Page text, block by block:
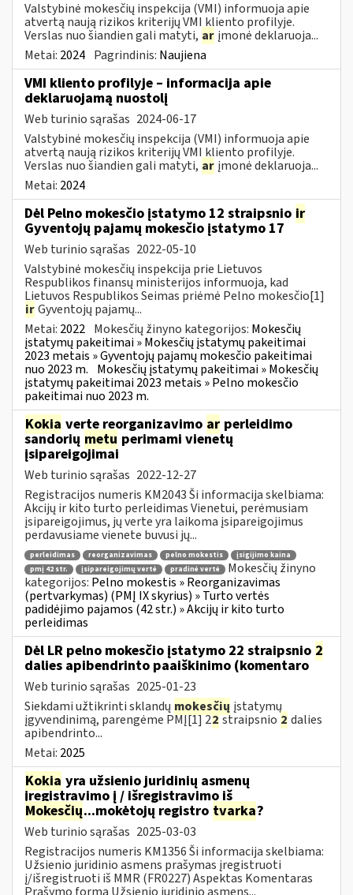
Valstybinė mokesčių inspekcija (VMI) informuoja apie
atvertą naują rizikos kriterijų VMI kliento profilyje.
Verslas nuo šiandien gali matyti, ar įmonė deklaruoja...
Metai: 2024 Pagrindinis: Naujiena
VMI kliento profilyje – informacija apie
deklaruojamą nuostolį
Web turinio sąrašas 2024-06-17
Valstybinė mokesčių inspekcija (VMI) informuoja apie
atvertą naują rizikos kriterijų VMI kliento profilyje.
Verslas nuo šiandien gali matyti, ar įmonė deklaruoja...
Metai: 2024
Dėl Pelno mokesčio įstatymo 12 straipsnio ir
Gyventojų pajamų mokesčio įstatymo 17
Web turinio sąrašas 2022-05-10
Valstybinė mokesčių inspekcija prie Lietuvos
Respublikos finansų ministerijos informuoja, kad
Lietuvos Respublikos Seimas priėmė Pelno mokesčio[1]
irGyventojų pajamų...
Metai: 2022 Mokesčių žinyno kategorijos: Mokesčių
įstatymų pakeitimai » Mokesčių įstatymų pakeitimai
2023 metais » Gyventojų pajamų mokesčio pakeitimai
nuo 2023 m. Mokesčių įstatymų pakeitimai » Mokesčių
įstatymų pakeitimai 2023 metais » Pelno mokesčio
pakeitimai nuo 2023 m.
Kokia verte reorganizavimo ar perleidimo
sandorių metu perimami vienetų
įsipareigojimai
Web turinio sąrašas 2022-12-27
Registracijos numeris KM2043 Ši informacija skelbiama:
Akcijų ir kito turto perleidimas Vienetui, perėmusiam
įsipareigojimus, jų verte yra laikoma įsipareigojimus
perdavusiame vienete buvusi jų...
perleidimas reorganizavimas pelno mokestis
įsigijimo kaina
pmį 42 str.
įsipareigojimų vertė pradinė vertė
Mokesčių žinyno
kategorijos: Pelno mokestis » Reorganizavimas
(pertvarkymas) (PMĮ IX skyrius) » Turto vertės
padidėjimo pajamos (42 str.) » Akcijų ir kito turto
perleidimas
Dėl LR pelno mokesčio įstatymo 22 straipsnio 2
dalies apibendrinto paaiškinimo (komentaro
Web turinio sąrašas 2025-01-23
Siekdami užtikrinti sklandų mokesčių įstatymų
įgyvendinimą, parengėme PMĮ[1] 22straipsnio 2 dalies
apibendrinto...
Metai: 2025
Kokia yra užsienio juridinių asmenų
įregistravimo į / išregistravimo iš
Mokesčių...mokėtojų registro tvarka?
Web turinio sąrašas 2025-03-03
Registracijos numeris KM1356 Ši informacija skelbiama:
Užsienio juridinio asmens prašymas įregistruoti
į/išregistruoti iš MMR (FR0227) Aspektas Komentaras
Prašymo forma Užsienio juridinio asmens...